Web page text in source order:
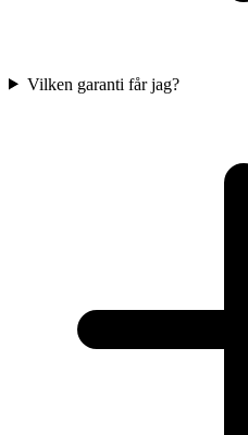
Vilken garanti får jag?